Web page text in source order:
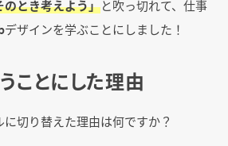
とき考えよう」と吹っ切れて、仕事
ザインを学ぶことにしました！
ことにした理由
切り替えた理由は何ですか？